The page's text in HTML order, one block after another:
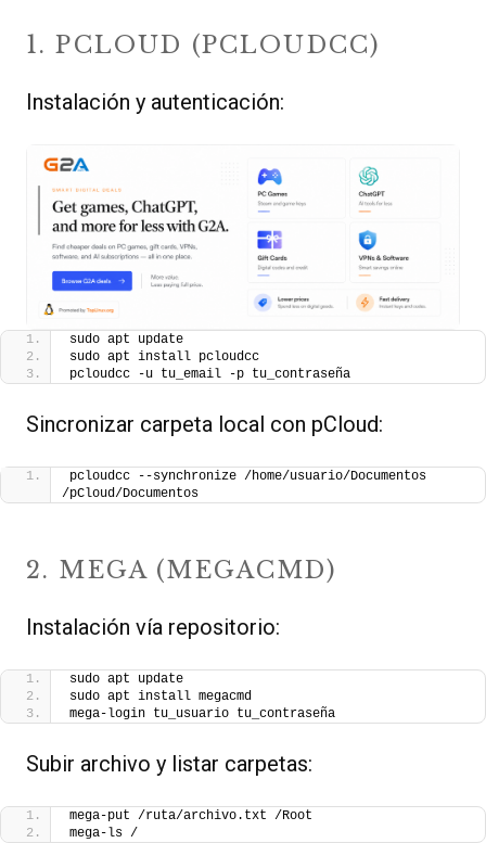
1. PCLOUD (PCLOUDCC)
Instalación y autenticación:
sudo apt update
sudo apt install pcloudcc
pcloudcc -u tu_email -p tu_contraseña
Sincronizar carpeta local con pCloud:
pcloudcc --synchronize /home/usuario/Documentos
/pCloud/Documentos
2. MEGA (MEGACMD)
Instalación vía repositorio:
sudo apt update
sudo apt install megacmd
mega-login tu_usuario tu_contraseña
Subir archivo y listar carpetas:
mega-put /ruta/archivo.txt /Root
mega-ls /